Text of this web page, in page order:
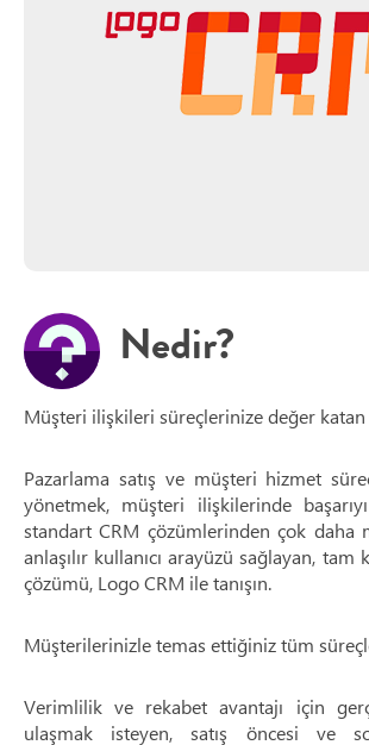
Nedir?
Müşteri ilişkileri süreçlerinize değer katan
Pazarlama satış ve müşteri hizmet
yönetmek, müşteri ilişkilerinde
standart CRM çözümlerinden çok daha
anlaşılır kullanıcı arayüzü sağlayan, tam
çözümü, Logo CRM ile tanışın.
Müşterilerinizle temas ettiğiniz tüm
Verimlilik ve rekabet avantajı için
ulaşmak isteyen, satış öncesi ve